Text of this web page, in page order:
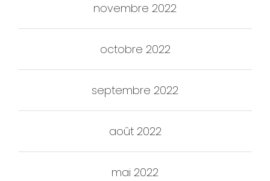
novembre 2022
octobre 2022
septembre 2022
août 2022
mai 2022